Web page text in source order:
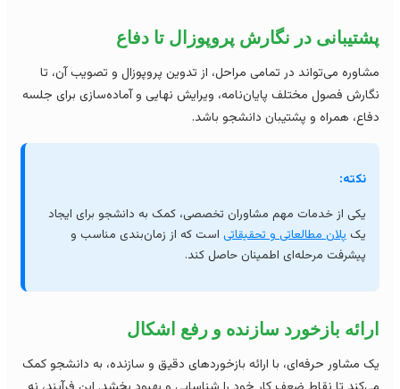
در نگارش پروپوزال تا دفاع
می‌تواند در تمامی مراحل، از تدوین پروپوزال و تصویب آن، تا
فصول مختلف پایان‌نامه، ویرایش نهایی و آماده‌سازی برای جلسه
همراه و پشتیبان دانشجو باشد.
یکی از خدمات مهم مشاوران تخصصی، کمک به دانشجو برای ایجاد
پلان مطالعاتی و تحقیقاتیاست که از زمان‌بندی مناسب و
پیشرفت مرحله‌ای اطمینان حاصل کند.
بازخورد سازنده و رفع اشکال
مشاور حرفه‌ای، با ارائه بازخوردهای دقیق و سازنده، به دانشجو کمک